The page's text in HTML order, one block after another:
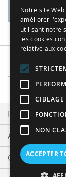
Sign
Up
for
Our
Newsletter:
Privacy and
Advanced
Orders and
Notre site
améliorer
utilisant notre
les cookies
relative aux
CIBLAGE
NON
ACCEPTER